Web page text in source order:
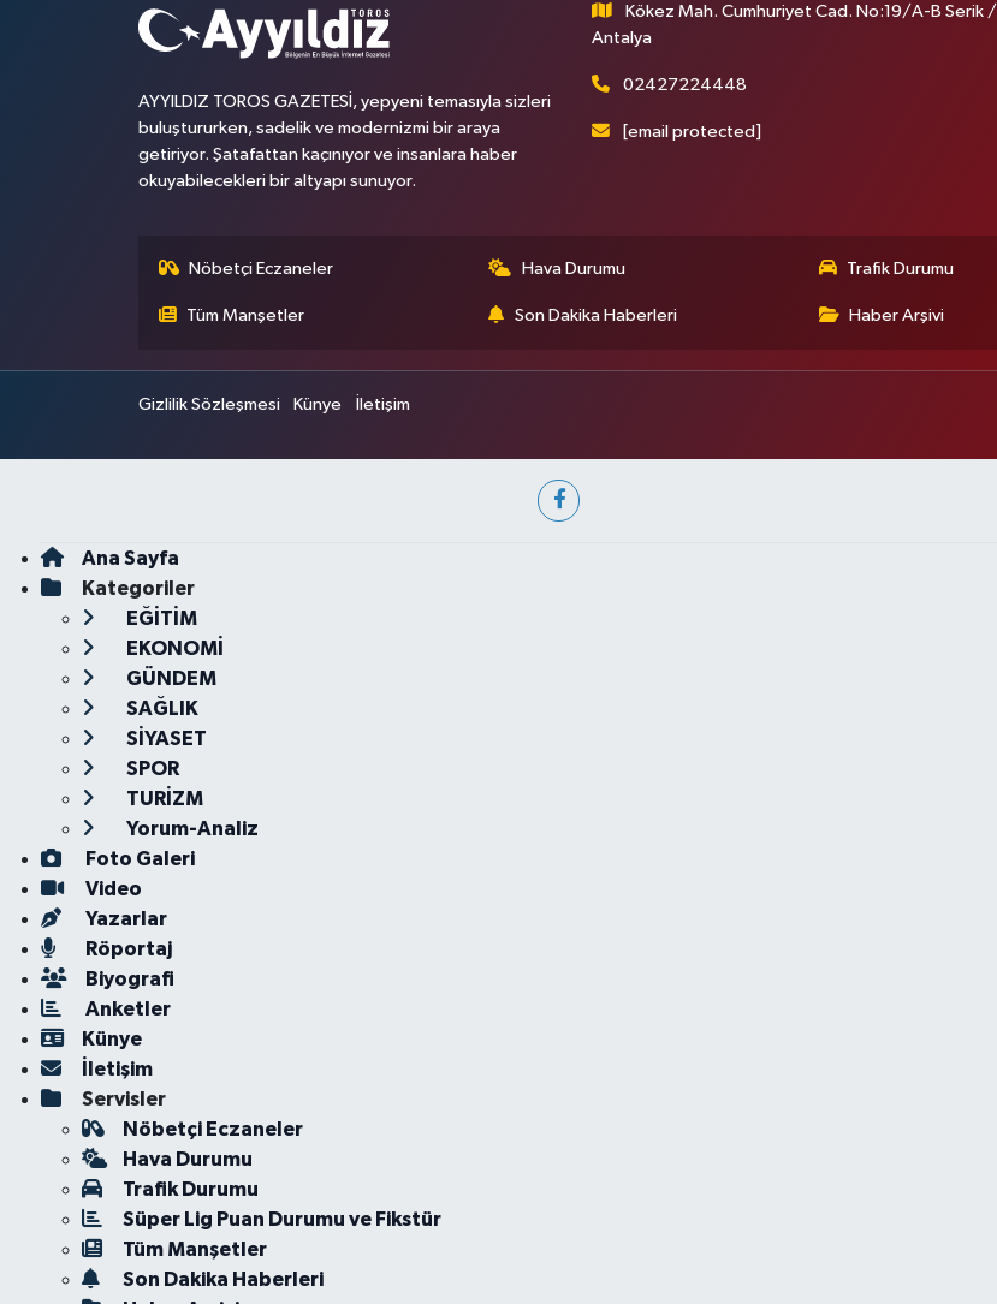
AYYILDIZ TOROS GAZETESİ, yepyeni temasıyla sizleri
buluştururken, sadelik ve modernizmi bir araya
getiriyor. Şatafattan kaçınıyor ve insanlara haber
okuyabilecekleri bir altyapı sunuyor.
Kökez Mah. Cumhuriyet Cad. No:19/A-B Serik /
Antalya
02427224448
[email protected]
Nöbetçi Eczaneler Hava Durumu Trafik Durumu
Tüm Manşetler Son Dakika Haberleri Haber Arşivi
Gizlilik Sözleşmesi Künye İletişim
Ana Sayfa
Kategoriler
EĞİTİM
EKONOMİ
GÜNDEM
SAĞLIK
SİYASET
SPOR
TURİZM
Yorum-Analiz
Foto Galeri
Video
Yazarlar
Röportaj
Biyografi
Anketler
Künye
İletişim
Servisler
Nöbetçi Eczaneler
Hava Durumu
Trafik Durumu
Süper Lig Puan Durumu ve Fikstür
Tüm Manşetler
Son Dakika Haberleri